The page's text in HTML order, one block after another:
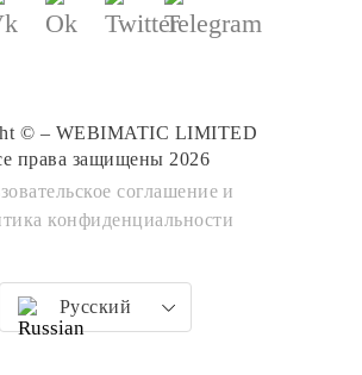
© – WEBIMATIC LIMITED
права защищены 2026
соглашение и
конфиденциальности
Русский